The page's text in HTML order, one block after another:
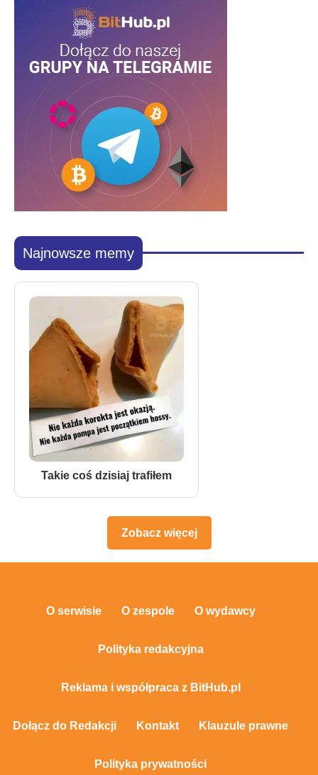
Najnowsze memy
Takie coś dzisiaj trafiłem
Zobacz więcej
O serwisie O zespole O wydawcy
Polityka redakcyjna
Reklama i współpraca z BitHub.pl
Dołącz do Redakcji Kontakt Klauzule prawne
Polityka prywatności